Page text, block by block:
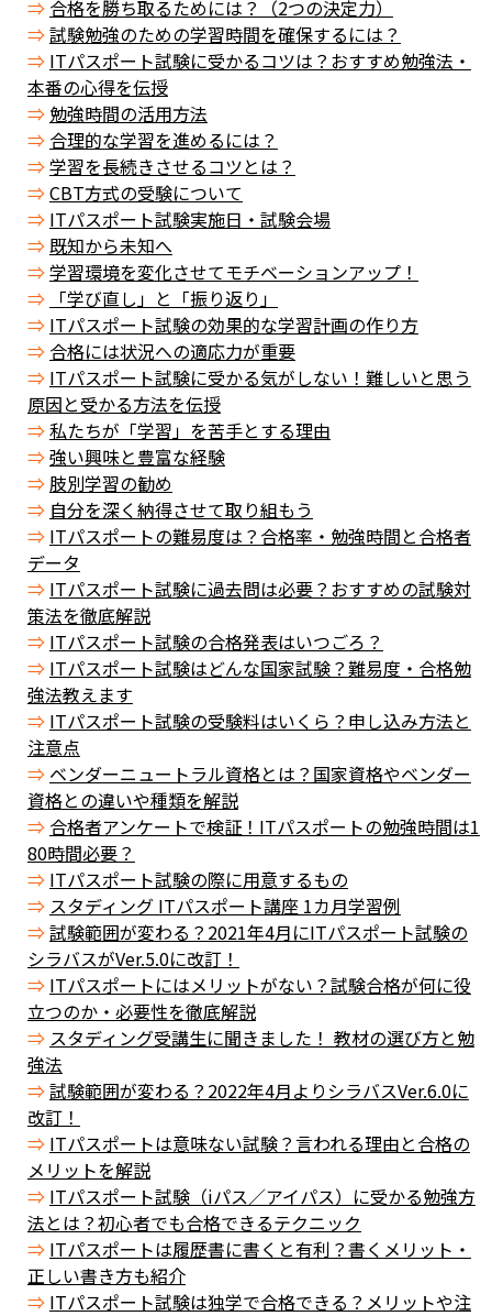
合格を勝ち取るためには？（2つの決定力）
試験勉強のための学習時間を確保するには？
ITパスポート試験に受かるコツは？おすすめ勉強法・
本番の心得を伝授
勉強時間の活用方法
合理的な学習を進めるには？
学習を長続きさせるコツとは？
CBT方式の受験について
ITパスポート試験実施日・試験会場
既知から未知へ
学習環境を変化させてモチベーションアップ！
「学び直し」と「振り返り」
ITパスポート試験の効果的な学習計画の作り方
合格には状況への適応力が重要
ITパスポート試験に受かる気がしない！難しいと思う
原因と受かる方法を伝授
私たちが「学習」を苦手とする理由
強い興味と豊富な経験
肢別学習の勧め
自分を深く納得させて取り組もう
ITパスポートの難易度は？合格率・勉強時間と合格者
データ
ITパスポート試験に過去問は必要？おすすめの試験対
策法を徹底解説
ITパスポート試験の合格発表はいつごろ？
ITパスポート試験はどんな国家試験？難易度・合格勉
強法教えます
ITパスポート試験の受験料はいくら？申し込み方法と
注意点
ベンダーニュートラル資格とは？国家資格やベンダー
資格との違いや種類を解説
合格者アンケートで検証！ITパスポートの勉強時間は1
80時間必要？
ITパスポート試験の際に用意するもの
スタディング ITパスポート講座 1カ月学習例
試験範囲が変わる？2021年4月にITパスポート試験の
シラバスがVer.5.0に改訂！
ITパスポートにはメリットがない？試験合格が何に役
立つのか・必要性を徹底解説
スタディング受講生に聞きました！ 教材の選び方と勉
強法
試験範囲が変わる？2022年4月よりシラバスVer.6.0に
改訂！
ITパスポートは意味ない試験？言われる理由と合格の
メリットを解説
ITパスポート試験（iパス／アイパス）に受かる勉強方
法とは？初心者でも合格できるテクニック
ITパスポートは履歴書に書くと有利？書くメリット・
正しい書き方も紹介
ITパスポート試験は独学で合格できる？メリットや注